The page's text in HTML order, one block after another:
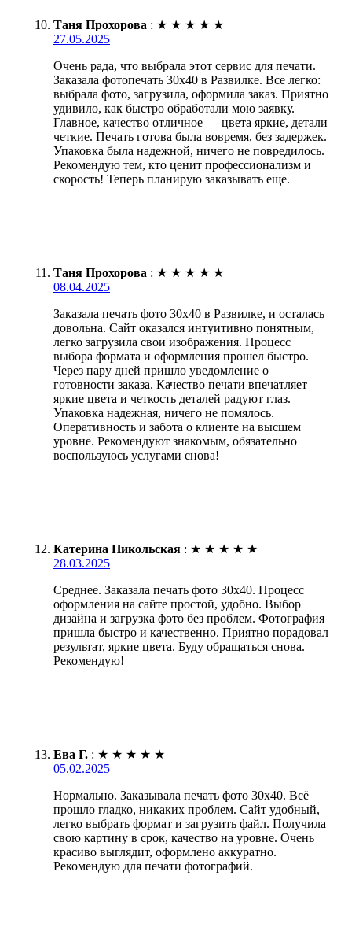
Таня Прохорова : ★ ★ ★ ★ ★
27.05.2025
Очень рада, что выбрала этот сервис для печати.
Заказала фотопечать 30х40 в Развилке. Все легко:
выбрала фото, загрузила, оформила заказ. Приятно
удивило, как быстро обработали мою заявку.
Главное, качество отличное — цвета яркие, детали
четкие. Печать готова была вовремя, без задержек.
Упаковка была надежной, ничего не повредилось.
Рекомендую тем, кто ценит профессионализм и
скорость! Теперь планирую заказывать еще.
Таня Прохорова : ★ ★ ★ ★ ★
08.04.2025
Заказала печать фото 30х40 в Развилке, и осталась
довольна. Сайт оказался интуитивно понятным,
легко загрузила свои изображения. Процесс
выбора формата и оформления прошел быстро.
Через пару дней пришло уведомление о
готовности заказа. Качество печати впечатляет —
яркие цвета и четкость деталей радуют глаз.
Упаковка надежная, ничего не помялось.
Оперативность и забота о клиенте на высшем
уровне. Рекомендуют знакомым, обязательно
воспользуюсь услугами снова!
Катерина Никольская : ★ ★ ★ ★ ★
28.03.2025
Среднее. Заказала печать фото 30х40. Процесс
оформления на сайте простой, удобно. Выбор
дизайна и загрузка фото без проблем. Фотография
пришла быстро и качественно. Приятно порадовал
результат, яркие цвета. Буду обращаться снова.
Рекомендую!
Ева Г. : ★ ★ ★ ★ ★
05.02.2025
Нормально. Заказывала печать фото 30х40. Всё
прошло гладко, никаких проблем. Сайт удобный,
легко выбрать формат и загрузить файл. Получила
свою картину в срок, качество на уровне. Очень
красиво выглядит, оформлено аккуратно.
Рекомендую для печати фотографий.